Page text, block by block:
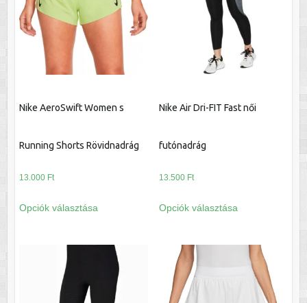
változatok
termékoldalon
választhatók
ki
Nike AeroSwift Women s
Running Shorts Rövidnadrág
13.000 Ft
Opciók választása
a
több
variációja
Nike Air Dri-FIT Fast női
futónadrág
13.500 Ft
Opciók választása
a
több
variációja
van.